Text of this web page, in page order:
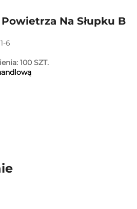
Na Słupku B
6
100 SZT.